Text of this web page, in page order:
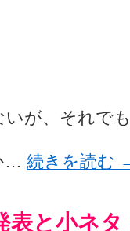
が、それで
… 続きを読む
表と小ネタ